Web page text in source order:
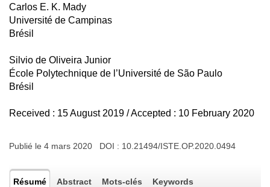
Carlos E. K. Mady
Université de Campinas
Brésil
Silvio de Oliveira Junior
École Polytechnique de l’Université de São Paulo
Brésil
Received : 15 August 2019 / Accepted : 10 February 2020
Publié le 4 mars 2020 DOI : 10.21494/ISTE.OP.2020.0494
Résumé Abstract Mots-clés Keywords